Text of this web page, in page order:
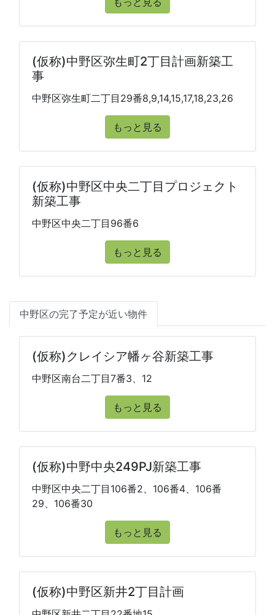
(仮称)中野区弥生町2丁目計画新築工
事
中野区弥生町二丁目29番8,9,14,15,17,18,23,26
もっと見る
(仮称)中野区中央二丁目プロジェクト
新築工事
中野区中央二丁目96番6
もっと見る
中野区の完了予定が近い物件
(仮称)クレイシア幡ヶ谷新築工事
中野区南台二丁目7番3、12
もっと見る
(仮称)中野中央249PJ新築工事
中野区中央二丁目106番2、106番4、106番
29、106番30
もっと見る
(仮称)中野区新井2丁目計画